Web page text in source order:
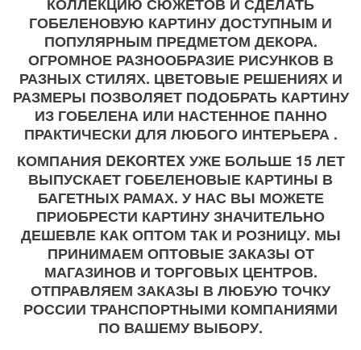
КОЛЛЕКЦИЮ СЮЖЕТОВ И СДЕЛАТЬ
ГОБЕЛЕНОВУЮ КАРТИНУ ДОСТУПНЫМ И
ПОПУЛЯРНЫМ ПРЕДМЕТОМ ДЕКОРА.
ОГРОМНОЕ РАЗНООБРАЗИЕ РИСУНКОВ В
РАЗНЫХ СТИЛЯХ. ЦВЕТОВЫЕ РЕШЕНИЯХ И
РАЗМЕРЫ ПОЗВОЛЯЕТ ПОДОБРАТЬ КАРТИНУ
ИЗ ГОБЕЛЕНА ИЛИ НАСТЕННОЕ ПАННО
ПРАКТИЧЕСКИ ДЛЯ ЛЮБОГО ИНТЕРЬЕРА .
КОМПАНИЯ DEKORTEX УЖЕ БОЛЬШЕ 15 ЛЕТ
ВЫПУСКАЕТ ГОБЕЛЕНОВЫЕ КАРТИНЫ В
БАГЕТНЫХ РАМАХ. У НАС ВЫ МОЖЕТЕ
ПРИОБРЕСТИ КАРТИНУ ЗНАЧИТЕЛЬНО
ДЕШЕВЛЕ КАК ОПТОМ ТАК И РОЗНИЦУ. МЫ
ПРИНИМАЕМ ОПТОВЫЕ ЗАКАЗЫ ОТ
МАГАЗИНОВ И ТОРГОВЫХ ЦЕНТРОВ.
ОТПРАВЛЯЕМ ЗАКАЗЫ В ЛЮБУЮ ТОЧКУ
РОССИИ ТРАНСПОРТНЫМИ КОМПАНИЯМИ
ПО ВАШЕМУ ВЫБОРУ.